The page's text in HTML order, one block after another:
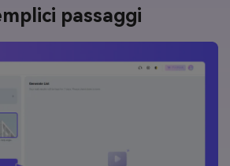
passaggi